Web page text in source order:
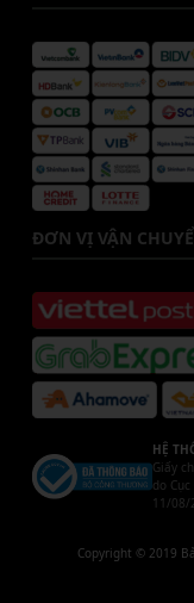
ĐƠN VỊ VẬN
HỆ
Giấy
do
11/08/
Copyright © 2019